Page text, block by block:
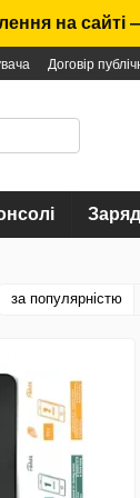
на сайті
Договір
за популярністю